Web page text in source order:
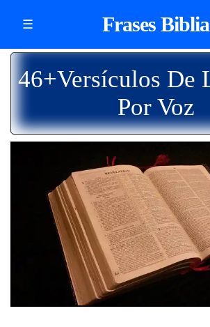
☰ Frases Biblia
46+Versículos De
Por Voz